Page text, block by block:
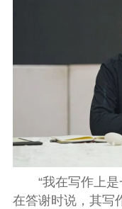
“我在写作上是
在答谢时说，其写